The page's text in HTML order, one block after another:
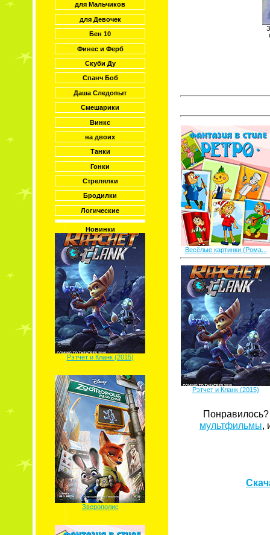
для Мальчиков
для Девочек
Бен 10
Финес и Ферб
Скуби Ду
Спанч Боб
Даша Следопыт
Смешарики
Винкс
на двоих
Танки
Гонки
Стрелялки
Бродилки
Логические
Новинки
Рэтчет и Кланк (2015)
Зверополис
Весёлые картинки (Рома...
Рэтчет и Кланк (2015)
мультфильмы,